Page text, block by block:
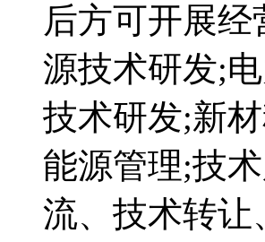
后方可开展
源技术研发;
技术研发;新
能源管理;技
流、技术转让